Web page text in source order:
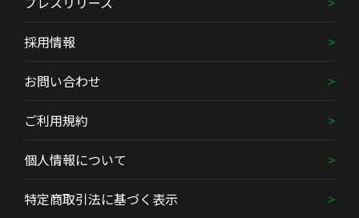
採用情報
お問い合わせ
ご利用規約
個人情報について
特定商取引法に基づく表示